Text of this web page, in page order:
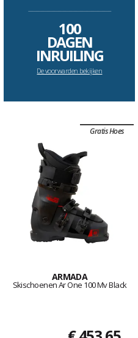
--------------------------------------------------------------------
100
DAGEN
INRUILING
De voorwarden bekijken
Gratis Hoes
ARMADA
Skischoenen Ar One 100 Mv Black